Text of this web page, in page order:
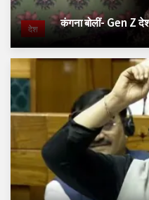
देश कंगना बोलीं- Gen Z